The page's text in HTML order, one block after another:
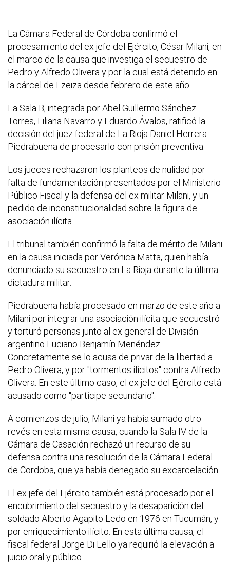
La Cámara Federal de Córdoba confirmó el
procesamiento del ex jefe del Ejército, César Milani, en
el marco de la causa que investiga el secuestro de
Pedro y Alfredo Olivera y por la cual está detenido en
la cárcel de Ezeiza desde febrero de este año.
La Sala B, integrada por Abel Guillermo Sánchez
Torres, Liliana Navarro y Eduardo Ávalos, ratificó la
decisión del juez federal de La Rioja Daniel Herrera
Piedrabuena de procesarlo con prisión preventiva.
Los jueces rechazaron los planteos de nulidad por
falta de fundamentación presentados por el Ministerio
Público Fiscal y la defensa del ex militar Milani, y un
pedido de inconstitucionalidad sobre la figura de
asociación ilícita.
El tribunal también confirmó la falta de mérito de Milani
en la causa iniciada por Verónica Matta, quien había
denunciado su secuestro en La Rioja durante la última
dictadura militar.
Piedrabuena había procesado en marzo de este año a
Milani por integrar una asociación ilícita que secuestró
y torturó personas junto al ex general de División
argentino Luciano Benjamín Menéndez.
Concretamente se lo acusa de privar de la libertad a
Pedro Olivera, y por "tormentos ilícitos" contra Alfredo
Olivera. En este último caso, el ex jefe del Ejército está
acusado como "partícipe secundario".
A comienzos de julio, Milani ya había sumado otro
revés en esta misma causa, cuando la Sala IV de la
Cámara de Casación rechazó un recurso de su
defensa contra una resolución de la Cámara Federal
de Cordoba, que ya había denegado su excarcelación.
El ex jefe del Ejército también está procesado por el
encubrimiento del secuestro y la desaparición del
soldado Alberto Agapito Ledo en 1976 en Tucumán, y
por enriquecimiento ilícito. En esta última causa, el
fiscal federal Jorge Di Lello ya requirió la elevación a
juicio oral y público.